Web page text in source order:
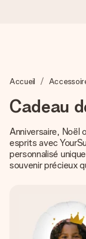
Nous préparons
quand cela
4,8 (sur la
Accueil
Cadeau
Anniversaire, Noël
esprits avec
personnalisé
souvenir précieux